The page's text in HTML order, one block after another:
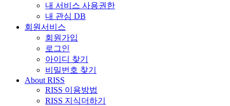
내 서비스 사용권한
내 관심 DB
회원서비스
회원가입
로그인
아이디 찾기
비밀번호 찾기
About RISS
RISS 이용방법
RISS 지식더하기